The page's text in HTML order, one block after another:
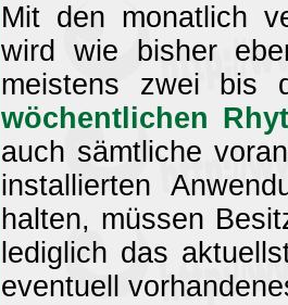
Mit den monatlich
wird wie bisher
meistens zwei
wöchentlichen
auch sämtliche
installierten
halten, müssen
lediglich das
eventuell